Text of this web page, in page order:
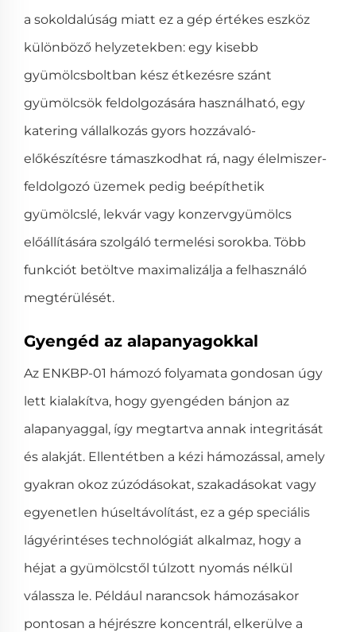
a sokoldalúság miatt ez a gép értékes eszköz
különböző helyzetekben: egy kisebb
gyümölcsboltban kész étkezésre szánt
gyümölcsök feldolgozására használható, egy
katering vállalkozás gyors hozzávaló-
előkészítésre támaszkodhat rá, nagy élelmiszer-
feldolgozó üzemek pedig beépíthetik
gyümölcslé, lekvár vagy konzervgyümölcs
előállítására szolgáló termelési sorokba. Több
funkciót betöltve maximalizálja a felhasználó
megtérülését.
Gyengéd az alapanyagokkal
Az ENKBP-01 hámozó folyamata gondosan úgy
lett kialakítva, hogy gyengéden bánjon az
alapanyaggal, így megtartva annak integritását
és alakját. Ellentétben a kézi hámozással, amely
gyakran okoz zúzódásokat, szakadásokat vagy
egyenetlen húseltávolítást, ez a gép speciális
lágyérintéses technológiát alkalmaz, hogy a
héjat a gyümölcstől túlzott nyomás nélkül
válassza le. Például narancsok hámozásakor
pontosan a héjrészre koncentrál, elkerülve a